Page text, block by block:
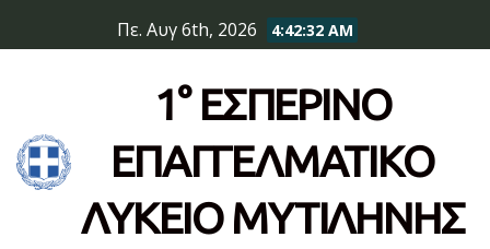
to
Πε. Αυγ 6th, 2026 4:42:32 AM
1° ΕΣΠΕΡΙΝΌ
ΕΠΆΓΓΕΛΜΑΤΙΚΟ
ΛΥΚΕΙΟ ΜΥΤΙΛΗΝΗΣ